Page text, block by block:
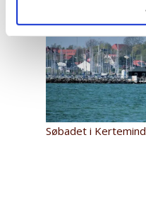
Søbadet i